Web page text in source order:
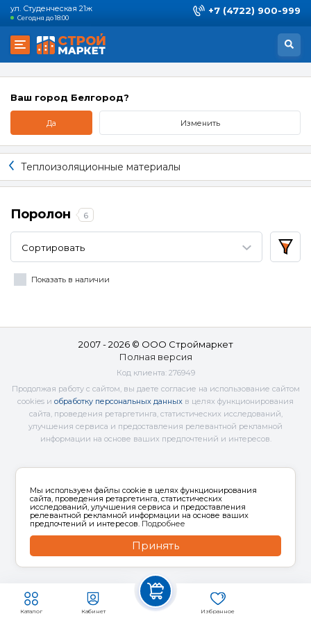
ул. Студенческая 21ж
Сегодня до 18:00
+7 (4722) 900-999
Каталог Кабинет Избранное
Ваш город Белгород?
Да Изменить
Теплоизоляционные материалы
Поролон 6
Сортировать
Показать в наличии
2007 - 2026 © ООО Строймаркет
Полная версия
Код клиента: 276949
Продолжая работу с сайтом, вы даете согласие на использование сайтом
cookies и обработку персональных данных в целях функционирования
сайта, проведения ретаргетинга, статистических исследований,
улучшения сервиса и предоставления релевантной рекламной
информации на основе ваших предпочтений и интересов.
Мы используем файлы cookie в целях функционирования
сайта, проведения ретаргетинга, статистических
исследований, улучшения сервиса и предоставления
релевантной рекламной информации на основе ваших
предпочтений и интересов. Подробнее
Принять